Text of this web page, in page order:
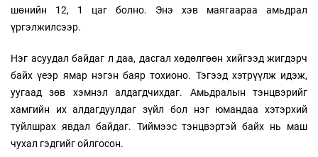
шөнийн 12, 1 цаг болно. Энэ хэв маягаараа амьдрал
үргэлжилсээр.
Нэг асуудал байдаг л даа, дасгал хөдөлгөөн хийгээд жигдэрч
байх үеэр ямар нэгэн баяр тохионо. Тэгээд хэтрүүлж идэж,
уугаад зөв хэмнэл алдагдчихдаг. Амьдралын тэнцвэрийг
хамгийн их алдагдуулдаг зүйл бол нэг юмандаа хэтэрхий
туйлшрах явдал байдаг. Тиймээс тэнцвэртэй байх нь маш
чухал гэдгийг ойлгосон.